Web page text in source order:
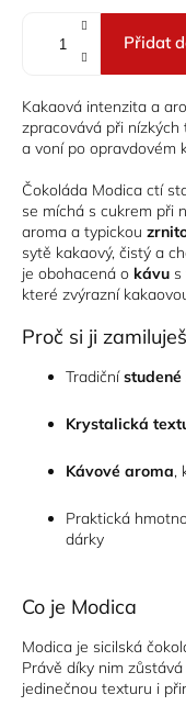
Přidat
Kakaová intenzita a
zpracovává při
a voní po opravdovém
Čokoláda Modica ctí
se míchá s cukrem při
aroma a typickou
sytě kakaový, čistý a
je obohacená o kávu s
které zvýrazní
Proč si ji zamiluješ
Tradiční
Krystalická
Kávové aroma,
Praktická
dárky
Co je Modica
Modica je sicilská
Právě díky nim
jedinečnou texturu i